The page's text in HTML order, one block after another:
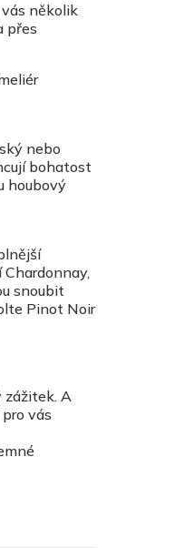
několik
přes
nebo
bohatost
houbový
snoubit
Pinot Noir
zážitek. A
vás